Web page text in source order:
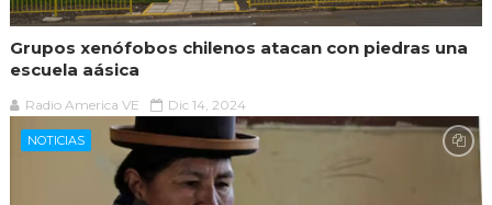
Grupos xenófobos chilenos atacan con piedras una
escuela aásica
Radio America VE Dic 14, 2024
NOTICIAS